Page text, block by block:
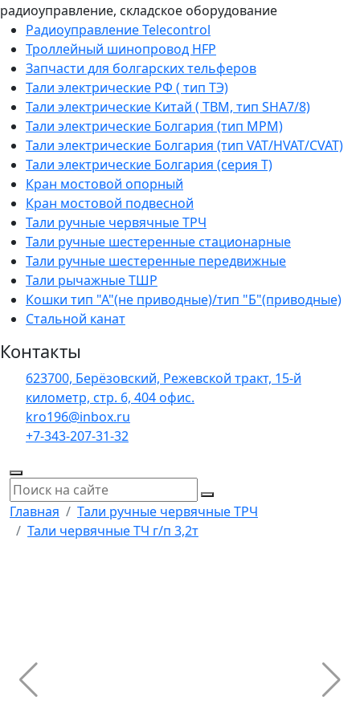
радиоуправление, складское оборудование
Радиоуправление Telecontrol
Троллейный шинопровод HFP
Запчасти для болгарских тельферов
Тали электрические РФ ( тип ТЭ)
Тали электрические Китай ( TBM, тип SHA7/8)
Тали электрические Болгария (тип МРМ)
Тали электрические Болгария (тип VAT/HVAT/CVAT)
Тали электрические Болгария (серия Т)
Кран мостовой опорный
Кран мостовой подвесной
Тали ручные червячные ТРЧ
Тали ручные шестеренные стационарные
Тали ручные шестеренные передвижные
Тали рычажные ТШР
Кошки тип "А"(не приводные)/тип "Б"(приводные)
Стальной канат
Контакты
623700, Берёзовский, Режевской тракт, 15-й
километр, стр. 6, 404 офис.
kro196@inbox.ru
+7-343-207-31-32
Главная
Тали ручные червячные ТРЧ
Тали червячные ТЧ г/п 3,2т